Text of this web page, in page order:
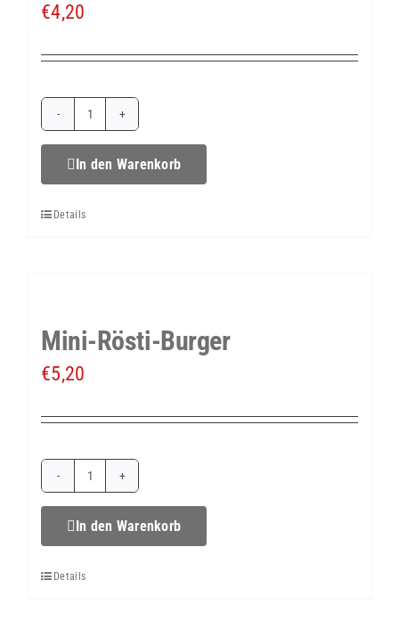
€4,20
Mini-
Rinderhackbällchen
Menge
In den Warenkorb
Details
Mini-Rösti-Burger
€5,20
Mini-
Rösti-
In den Warenkorb
Details